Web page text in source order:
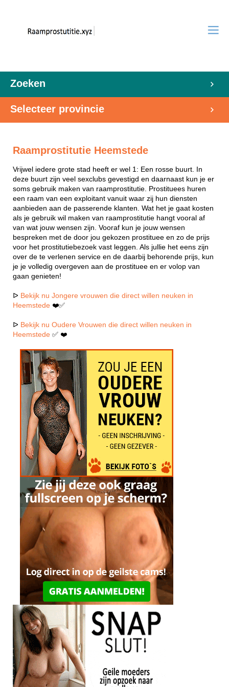
Zoeken
Selecteer provincie
Raamprostitutie Heemstede
Vrijwel iedere grote stad heeft er wel 1: Een rosse buurt. In
deze buurt zijn veel sexclubs gevestigd en daarnaast kun je er
soms gebruik maken van raamprostitutie. Prostituees huren
een raam van een exploitant vanuit waar zij hun diensten
aanbieden aan de passerende klanten. Wat het je gaat kosten
als je gebruik wil maken van raamprostitutie hangt vooral af
van wat jouw wensen zijn. Vooraf kun je jouw wensen
bespreken met de door jou gekozen prostituee en zo de prijs
voor het prostitutiebezoek vast leggen. Als jullie het eens zijn
over de te verlenen service en de daarbij behorende prijs, kun
je je volledig overgeven aan de prostituee en er volop van
gaan genieten!
ᐅ Bekijk nu Jongere vrouwen die direct willen neuken in
Heemstede ❤️✅
ᐅ Bekijk nu Oudere Vrouwen die direct willen neuken in
Heemstede ✅ ❤️